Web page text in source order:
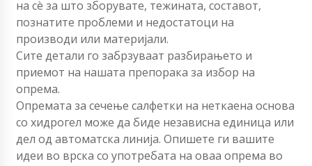
на сè за што зборувате, тежината, составот,
познатите проблеми и недостатоци на
производи или материјали.
Сите детали го забрзуваат разбирањето и
приемот на нашата препорака за избор на
опрема.
Опремата за сечење салфетки на неткаена основа
со хидрогел може да биде независна единица или
дел од автоматска линија. Опишете ги вашите
идеи во врска со употребата на оваа опрема во